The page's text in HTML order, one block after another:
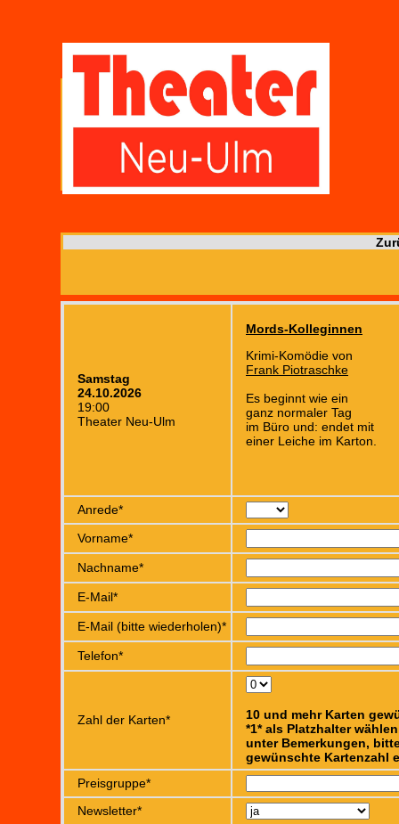
Samstag
24.10.2026
19:00
Theater Neu-Ulm
Mords-Kolleginnen
Krimi-Komödie von
Frank Piotraschke
Es beginnt wie ein
ganz normaler Tag
im Büro und: endet mit
einer Leiche im Karton.
Anrede*
Vorname*
Nachname*
E-Mail*
E-Mail (bitte wiederholen)*
Telefon*
Zahl der Karten*
10 und mehr Karten
*1* als Platzhalter
unter Bemerkungen,
gewünschte Kartenzahl
Preisgruppe*
Newsletter*